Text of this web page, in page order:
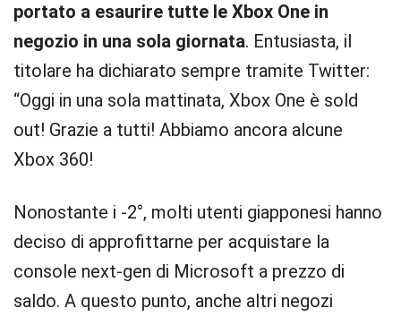
portato a esaurire tutte le Xbox One in
negozio in una sola giornata. Entusiasta, il
titolare ha dichiarato sempre tramite Twitter:
“Oggi in una sola mattinata, Xbox One è sold
out! Grazie a tutti! Abbiamo ancora alcune
Xbox 360!
Nonostante i -2°, molti utenti giapponesi hanno
deciso di approfittarne per acquistare la
console next-gen di Microsoft a prezzo di
saldo. A questo punto, anche altri negozi